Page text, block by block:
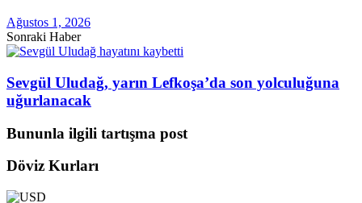
Ağustos 1, 2026
Sonraki Haber
Sevgül Uludağ, yarın Lefkoşa’da son yolculuğuna
uğurlanacak
Bununla ilgili tartışma post
Döviz Kurları